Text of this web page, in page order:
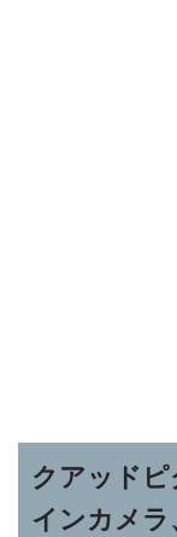
クアッドピ
インカメラ